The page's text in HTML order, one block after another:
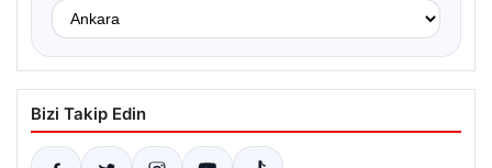
Bizi Takip Edin